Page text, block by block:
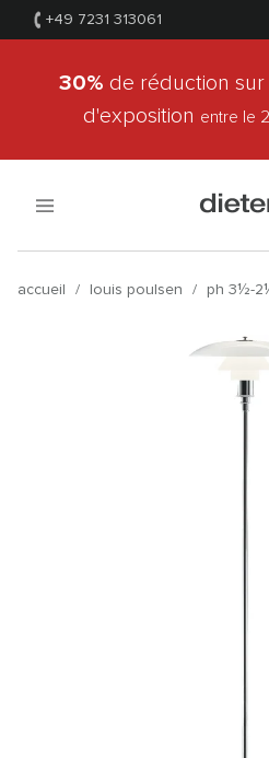
+49 7231 313061
30% de réduction
d'exposition entre le
accueil / louis poulsen / ph 3½-